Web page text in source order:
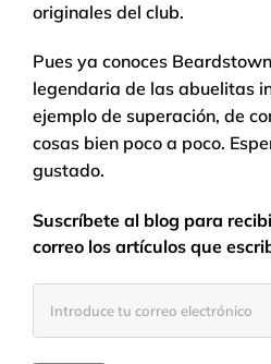
originales del club.
Pues ya conoces
legendaria de las abuelitas
ejemplo de superación, de
cosas bien poco a poco.
gustado.
Suscríbete al blog para
correo los artículos que